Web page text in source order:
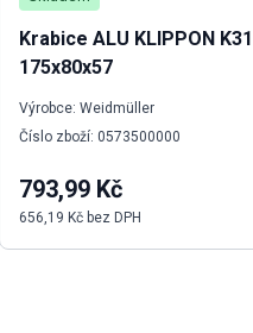
Krabice ALU KLIPPON K31
175x80x57
Výrobce: Weidmüller
Číslo zboží: 0573500000
793,99 Kč
656,19 Kč bez DPH